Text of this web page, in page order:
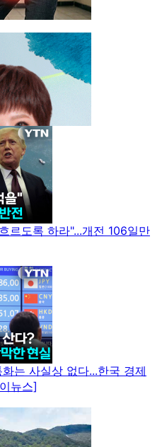
르도록 하라"...개전 106일만
는 사실상 없다...한국 경제
뉴스]